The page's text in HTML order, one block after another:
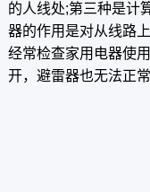
的人线处;第三种是计
器的作用是对从线路
经常检查家用电器使
开，避雷器也无法正